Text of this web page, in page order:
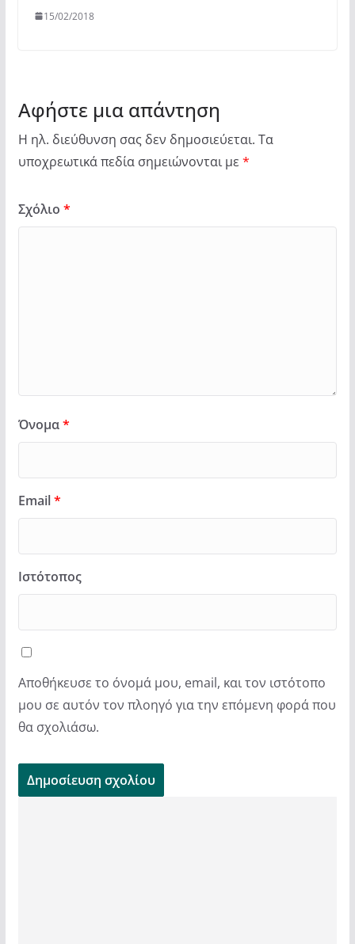
15/02/2018
Αφήστε μια απάντηση
Η ηλ. διεύθυνση σας δεν δημοσιεύεται. Τα
υποχρεωτικά πεδία σημειώνονται με *
Σχόλιο *
Όνομα*
Email*
Ιστότοπος
Αποθήκευσε το όνομά μου, email, και τον ιστότοπο
μου σε αυτόν τον πλοηγό για την επόμενη φορά που
θα σχολιάσω.